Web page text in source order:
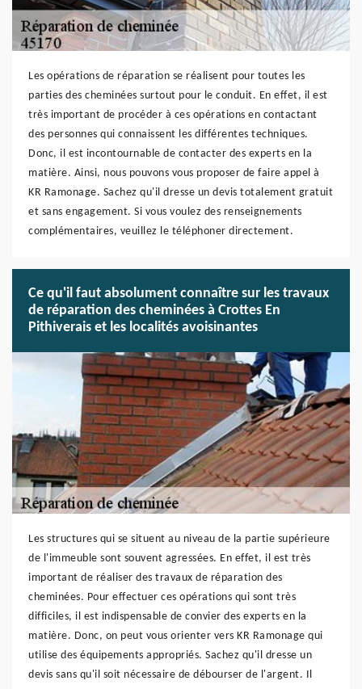
Les opérations de réparation se réalisent pour toutes les
parties des cheminées surtout pour le conduit. En effet, il est
très important de procéder à ces opérations en contactant
des personnes qui connaissent les différentes techniques.
Donc, il est incontournable de contacter des experts en la
matière. Ainsi, nous pouvons vous proposer de faire appel à
KR Ramonage. Sachez qu'il dresse un devis totalement gratuit
et sans engagement. Si vous voulez des renseignements
complémentaires, veuillez le téléphoner directement.
Ce qu'il faut absolument connaître sur les travaux
de réparation des cheminées à Crottes En
Pithiverais et les localités avoisinantes
Les structures qui se situent au niveau de la partie supérieure
de l'immeuble sont souvent agressées. En effet, il est très
important de réaliser des travaux de réparation des
cheminées. Pour effectuer ces opérations qui sont très
difficiles, il est indispensable de convier des experts en la
matière. Donc, on peut vous orienter vers KR Ramonage qui
utilise des équipements appropriés. Sachez qu'il dresse un
devis sans qu'il soit nécessaire de débourser de l'argent. Il